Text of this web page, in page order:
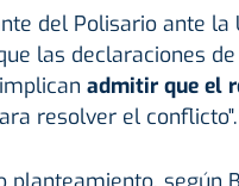
del Polisario ante la
las declaraciones
admitir que el
resolver el conflicto".